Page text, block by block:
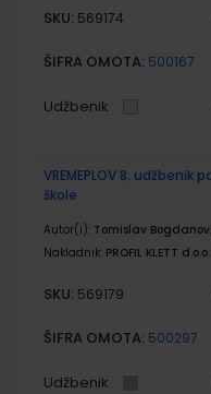
SKU: 569174
ŠIFRA OMOTA: 500167
Udžbenik
VREMEPLOV 8;
škole
Autor(i): Tomislav
Nakladnik: PROFIL KLETT d.o.o.
SKU: 569179
ŠIFRA OMOTA: 500297
Udžbenik